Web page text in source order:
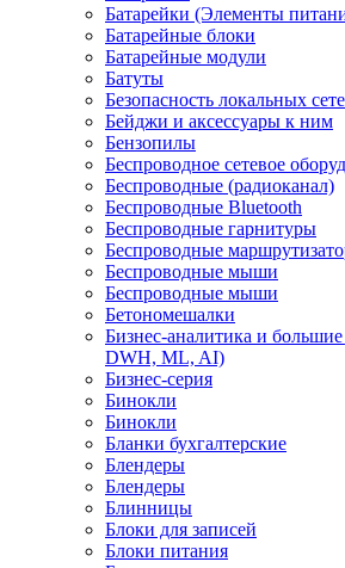
Батарейки (Элементы
Батарейные блоки
Батарейные модули
Батуты
Безопасность локальных
Бейджи и аксесcуары к ним
Бензопилы
Беспроводное сетевое
Беспроводные (радиоканал)
Беспроводные Bluetooth
Беспроводные гарнитуры
Беспроводные
Беспроводные мыши
Беспроводные мыши
Бетономешалки
Бизнес-аналитика и
DWH, ML, AI)
Бизнес-серия
Бинокли
Бинокли
Бланки бухгалтерские
Блендеры
Блендеры
Блинницы
Блоки для записей
Блоки питания